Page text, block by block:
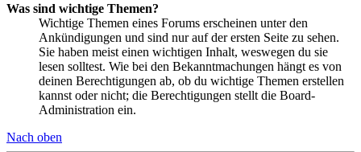
Was sind wichtige Themen?
Wichtige Themen eines Forums erscheinen unter den
Ankündigungen und sind nur auf der ersten Seite zu sehen.
Sie haben meist einen wichtigen Inhalt, weswegen du sie
lesen solltest. Wie bei den Bekanntmachungen hängt es von
deinen Berechtigungen ab, ob du wichtige Themen erstellen
kannst oder nicht; die Berechtigungen stellt die Board-
Administration ein.
Nach oben